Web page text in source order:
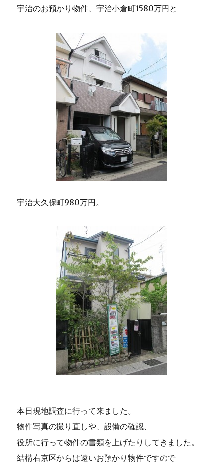
宇治のお預かり物件、宇治小倉町1580万円と
宇治大久保町980万円。
本日現地調査に行って来ました。
物件写真の撮り直しや、設備の確認、
役所に行って物件の書類を上げたりしてきました。
結構右京区からは遠いお預かり物件ですので